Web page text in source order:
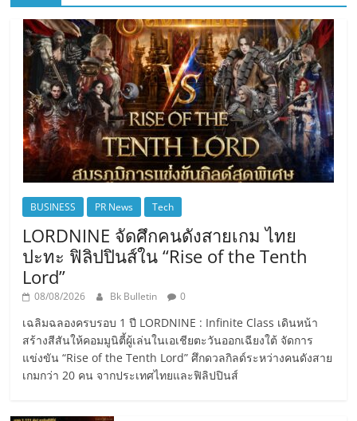
BUSINESS PR News Tech
LORDNINE จัดศึกคนดังสายเกม ไทย
ปะทะ ฟิลิปปินส์ใน “Rise of the Tenth
Lord”
08/08/2026 Bk Bulletin 0
เฉลิมฉลองครบรอบ 1 ปี LORDNINE : Infinite Class เดินหน้า
สร้างสีสันให้คอมมูนิตี้ผู้เล่นในเอเชียตะวันออกเฉียงใต้ จัดการ
แข่งขัน “Rise of the Tenth Lord” ศึกดวลกิลด์ระหว่างคนดังสาย
เกมกว่า 20 คน จากประเทศไทยและฟิลิปปินส์